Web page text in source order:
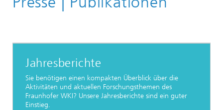
Jahresberichte
Sie benötigen einen kompakten Überblick über die
Aktivitäten und aktuellen Forschungsthemen des
Fraunhofer WKI? Unsere Jahresberichte sind ein guter
Einstieg.